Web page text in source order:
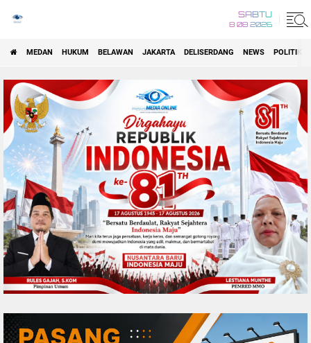
SABTU
8 08 2026
MEDAN HUKUM BELAWAN JAKARTA DELISERDANG NEWS POLITIK